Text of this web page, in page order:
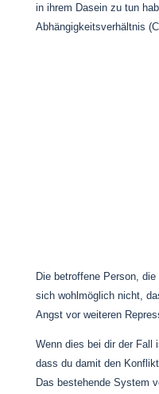
in ihrem Dasein zu tun
Abhängigkeitsverhältnis
Die betroffene Person,
sich wohlmöglich nicht,
Angst vor weiteren
Wenn dies bei dir der Fall
dass du damit den
Das bestehende System